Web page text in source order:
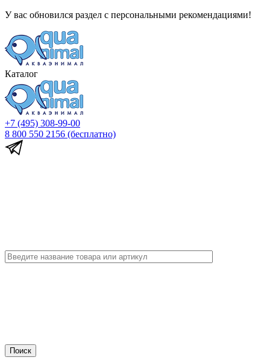
У вас обновился раздел с персональными рекомендациями!
Каталог
+7 (495) 308-99-00
8 800 550 2156 (бесплатно)